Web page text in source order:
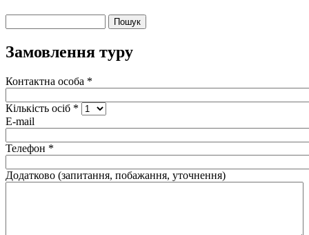
Замовлення туру
Контактна особа *
Кількість осіб *
E-mail
Телефон *
Додатково (запитання, побажання, уточнення)